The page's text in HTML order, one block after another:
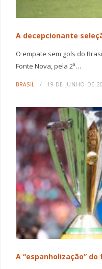
A decepcionante
O empate sem gols do
Fonte Nova, pela 2ª…
BRASIL 19 DE JUNHO DE
A “espanholização”